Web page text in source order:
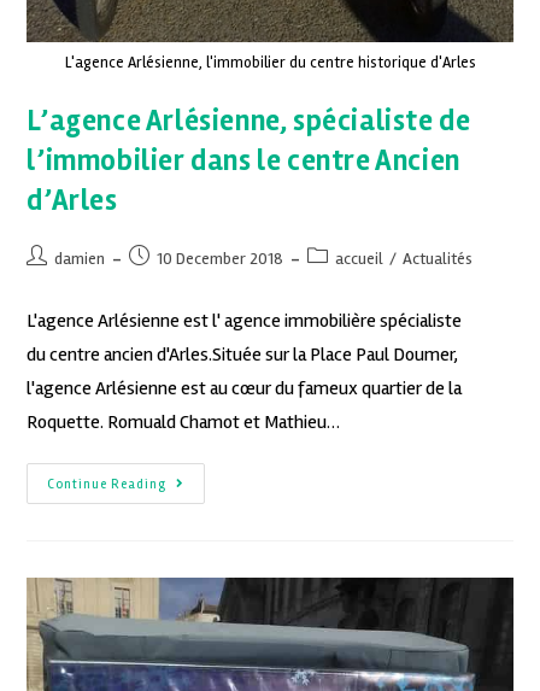
L'agence Arlésienne, l'immobilier du centre historique d'Arles
L’agence Arlésienne, spécialiste de
l’immobilier dans le centre Ancien
d’Arles
damien 10 December 2018 accueil / Actualités
L'agence Arlésienne est l' agence immobilière spécialiste
du centre ancien d'Arles.Située sur la Place Paul Doumer,
l'agence Arlésienne est au cœur du fameux quartier de la
Roquette. Romuald Chamot et Mathieu…
Continue Reading